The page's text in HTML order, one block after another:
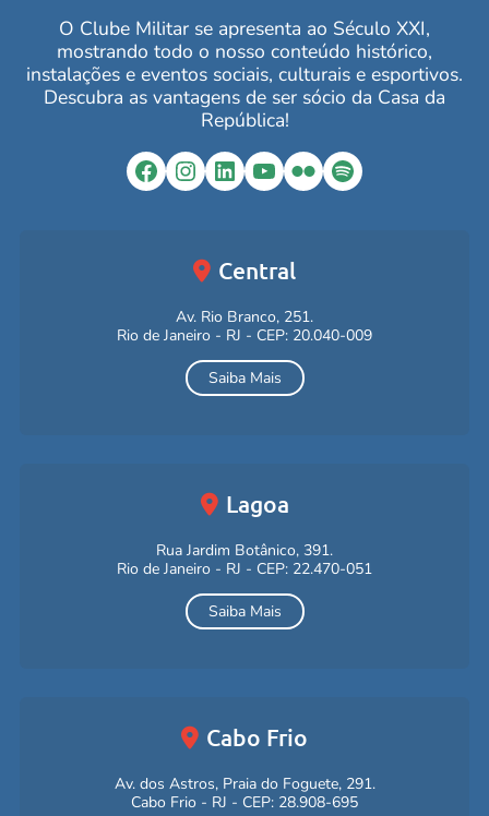
O Clube Militar se apresenta ao Século XXI,
mostrando todo o nosso conteúdo histórico,
instalações e eventos sociais, culturais e esportivos.
Descubra as vantagens de ser sócio da Casa da
República!
Facebook
Instagram
LinkedIn
YouTube
FlickrSpotify
Central
Av. Rio Branco, 251.
Rio de Janeiro - RJ - CEP: 20.040-009
Saiba Mais
Lagoa
Rua Jardim Botânico, 391.
Rio de Janeiro - RJ - CEP: 22.470-051
Saiba Mais
Cabo Frio
Av. dos Astros, Praia do Foguete, 291.
Cabo Frio - RJ - CEP: 28.908-695